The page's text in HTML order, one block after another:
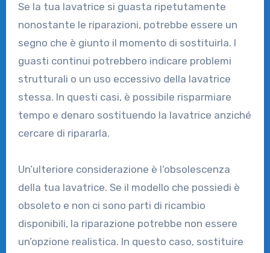
Se la tua lavatrice si guasta ripetutamente
nonostante le riparazioni, potrebbe essere un
segno che è giunto il momento di sostituirla. I
guasti continui potrebbero indicare problemi
strutturali o un uso eccessivo della lavatrice
stessa. In questi casi, è possibile risparmiare
tempo e denaro sostituendo la lavatrice anziché
cercare di ripararla.
Un’ulteriore considerazione è l’obsolescenza
della tua lavatrice. Se il modello che possiedi è
obsoleto e non ci sono parti di ricambio
disponibili, la riparazione potrebbe non essere
un’opzione realistica. In questo caso, sostituire